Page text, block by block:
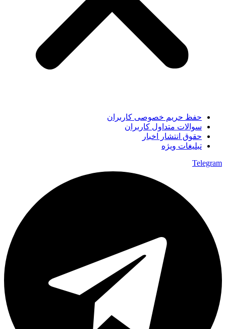
حفظ حریم خصوصی کاربران
سوالات متداول کاربران
حقوق انتشار اخبار
تبلیغات ویژه
Telegram